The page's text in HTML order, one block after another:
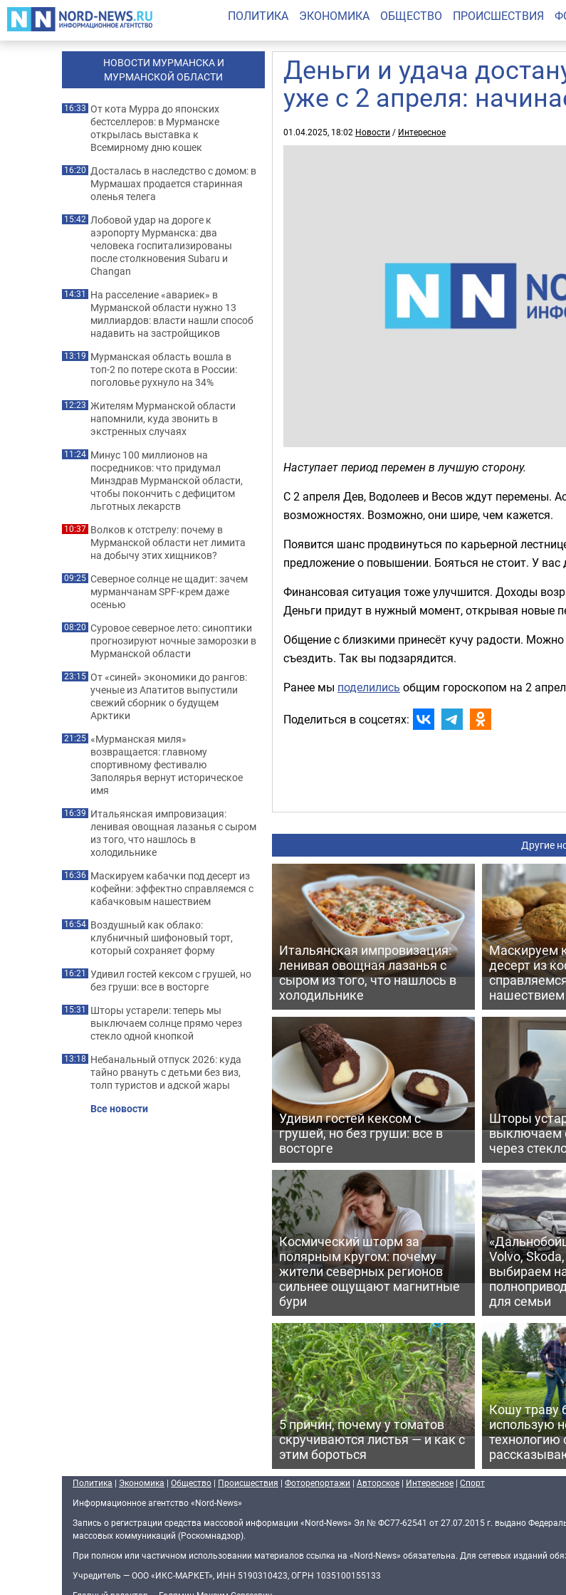
ПОЛИТИКА ЭКОНОМИКА ОБЩЕСТВО ПРОИСШЕСТВИЯ
Деньги и удача
уже с 2 апреля:
01.04.2025, 18:02 Новости / Интересное
Наступает период перемен в лучшую сторону.
С 2 апреля Дев, Водолеев и Весов ждут перемены.
возможностях. Возможно, они шире, чем кажется.
Появится шанс продвинуться по карьерной
предложение о повышении. Бояться не стоит. У вас
Финансовая ситуация тоже улучшится. Доходы
Деньги придут в нужный момент, открывая новые
Общение с близкими принесёт кучу радости.
съездить. Так вы подзарядится.
Ранее мы поделились общим гороскопом на 2
Поделиться в соцсетях:
Другие
Итальянская импровизация:
ленивая овощная лазанья с
сыром из того, что нашлось в
холодильнике
Маскируем
десерт из
нашествием
Удивил гостей кексом с
грушей, но без груши: все в
восторге
Шторы
выключаем
через
Космический шторм за
полярным кругом: почему
жители северных регионов
сильнее ощущают магнитные
бури
Volvo,
выбираем
для семьи
5 причин, почему у томатов
скручиваются листья — и как с
этим бороться
Кошу траву
использую
технологию
НОВОСТИ МУРМАНСКА И
МУРМАНСКОЙ ОБЛАСТИ
16:33 От кота Мурра до японских
бестселлеров: в Мурманске
открылась выставка к
Всемирному дню кошек
16:20 Досталась в наследство с домом: в
Мурмашах продается старинная
оленья телега
15:42 Лобовой удар на дороге к
аэропорту Мурманска: два
человека госпитализированы
после столкновения Subaru и
Changan
14:31 На расселение «авариек» в
Мурманской области нужно 13
миллиардов: власти нашли способ
надавить на застройщиков
13:19 Мурманская область вошла в
топ-2 по потере скота в России:
поголовье рухнуло на 34%
12:23 Жителям Мурманской области
напомнили, куда звонить в
экстренных случаях
11:24 Минус 100 миллионов на
посредников: что придумал
Минздрав Мурманской области,
чтобы покончить с дефицитом
льготных лекарств
10:37 Волков к отстрелу: почему в
Мурманской области нет лимита
на добычу этих хищников?
09:25 Северное солнце не щадит: зачем
мурманчанам SPF-крем даже
осенью
08:20 Суровое северное лето: синоптики
прогнозируют ночные заморозки в
Мурманской области
23:15 От «синей» экономики до рангов:
ученые из Апатитов выпустили
свежий сборник о будущем
Арктики
21:25 «Мурманская миля»
возвращается: главному
спортивному фестивалю
Заполярья вернут историческое
имя
16:39 Итальянская импровизация:
ленивая овощная лазанья с сыром
из того, что нашлось в
холодильнике
16:36 Маскируем кабачки под десерт из
кофейни: эффектно справляемся с
кабачковым нашествием
16:54 Воздушный как облако:
клубничный шифоновый торт,
который сохраняет форму
16:21 Удивил гостей кексом с грушей, но
без груши: все в восторге
15:31 Шторы устарели: теперь мы
выключаем солнце прямо через
стекло одной кнопкой
13:18 Небанальный отпуск 2026: куда
тайно рвануть с детьми без виз,
толп туристов и адской жары
Все новости
Политика | Экономика | Общество | Происшествия | Фоторепортажи | Авторское | Интересное | Спорт
Информационное агентство «Nord-News»
Запись о регистрации средства массовой информации «Nord-News» Эл № ФС77-62541 от 27.07.2015 г. выдано
массовых коммуникаций (Роскомнадзор).
При полном или частичном использовании материалов ссылка на «Nord-News» обязательна. Для сетевых изданий
Учредитель — ООО «ИКС-МАРКЕТ», ИНН 5190310423, ОГРН 1035100155133